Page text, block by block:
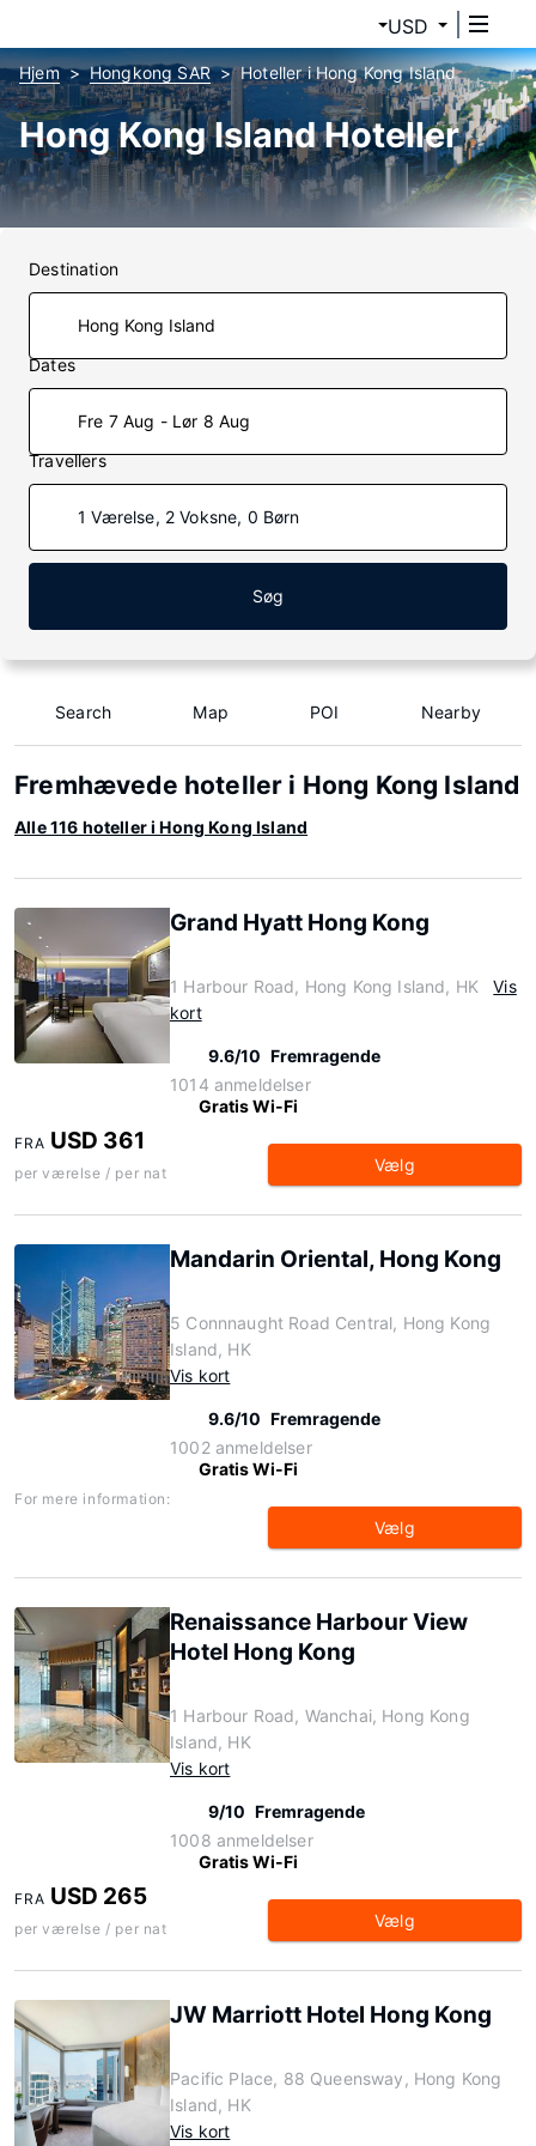
USD
Hjem Hongkong SAR Hoteller i Hong Kong Island
Hong Kong Island Hoteller
Destination
Dates
Fre 7 Aug - Lør 8 Aug
Travellers
1 Værelse, 2 Voksne, 0 Børn
Søg
Search Map POI Nearby
Fremhævede hoteller i Hong Kong Island
Alle 116 hoteller i Hong Kong Island
Grand Hyatt Hong Kong
1 Harbour Road, Hong Kong Island, HK
Vis
kort
9.6/10 Fremragende
1014 anmeldelser
Gratis Wi-Fi
FRA USD 361
per værelse / per nat Vælg
Mandarin Oriental, Hong Kong
5 Connnaught Road Central, Hong Kong
Island, HK
Vis kort
9.6/10 Fremragende
1002 anmeldelser
Gratis Wi-Fi
For mere information:
Vælg
Renaissance Harbour View
Hotel Hong Kong
1 Harbour Road, Wanchai, Hong Kong
Island, HK
Vis kort
9/10 Fremragende
1008 anmeldelser
Gratis Wi-Fi
FRA USD 265
per værelse / per nat Vælg
JW Marriott Hotel Hong Kong
Pacific Place, 88 Queensway, Hong Kong
Island, HK
Vis kort